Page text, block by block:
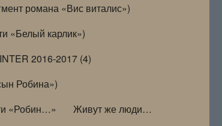
романа «Вис виталис»)
«Белый карлик»)
2016-2017 (4)
Робина»)
«Робин…»
Живут же люди…